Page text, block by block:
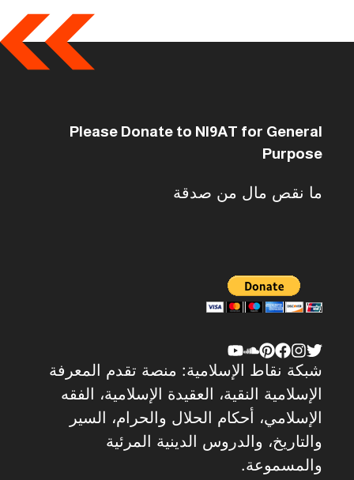
Please Donate to NI9AT for General
Purpose
ما نقص مال من صدقة
شبكة نقاط الإسلامية: منصة تقدم المعرفة
الإسلامية النقية، العقيدة الإسلامية، الفقه
الإسلامي، أحكام الحلال والحرام، السير
والتاريخ، والدروس الدينية المرئية
والمسموعة.